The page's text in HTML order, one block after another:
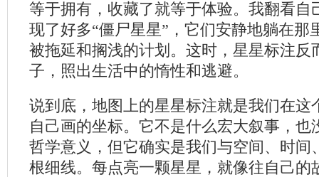
等于拥有，收藏了就等于体验。我翻看自
现了好多“僵尸星星”，它们安静地躺在那
被拖延和搁浅的计划。这时，星星标注反
子，照出生活中的惰性和逃避。
说到底，地图上的星星标注就是我们在这
自己画的坐标。它不是什么宏大叙事，也
哲学意义，但它确实是我们与空间、时间
根细线。每点亮一颗星星，就像往自己的